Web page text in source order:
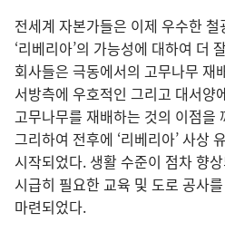
전세계 자본가들은 이제 우수한
‘리베리아’의 가능성에 대하여 더
회사들은 극동에서의 고무나무 재
서방측에 우호적인 그리고 대서양
고무나무를 재배하는 것의 이점을
그리하여 전후에 ‘리베리아’ 사상
시작되었다. 생활 수준이 점차 향
시급히 필요한 교육 및 도로 공사
마련되었다.